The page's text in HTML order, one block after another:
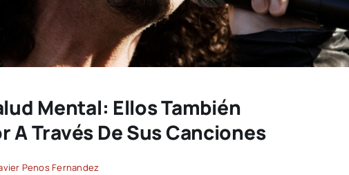
Mental: Ellos También
A Través De Sus Canciones
Penos Fernandez